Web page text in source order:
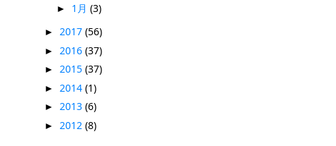
► 1月 (3)
► 2017 (56)
► 2016 (37)
► 2015 (37)
► 2014 (1)
► 2013 (6)
► 2012 (8)